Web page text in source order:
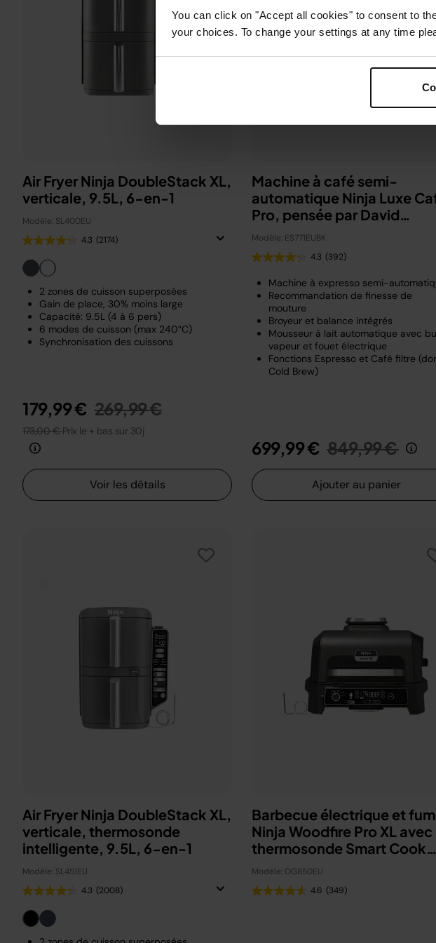
You can click on "Accept all cookies" to consent to
your choices. To change your settings at any time
Air Fryer Ninja DoubleStack XL,
verticale, 9.5L, 6-en-1
Modèle: SL400EU
4.3 (2174)
2 zones de cuisson superposées
Gain de place, 30% moins large
Capacité: 9.5L (4 à 6 pers)
6 modes de cuisson (max 240°C)
Synchronisation des cuissons
179,99 € Prix réduit de
269,99 €au
173,00 €Prix le + bas sur 30j
Voir les détails
Machine à café semi-
automatique Ninja Luxe
Pro, pensée par David
Beckham
Modèle: ES771EUBK
4.3 (392)
Machine à expresso semi-
Recommandation de finesse de
mouture
Broyeur et balance intégrés
Mousseur à lait automatique avec
vapeur et fouet électrique
Fonctions Espresso et Café filtre
Cold Brew)
699,99 € Prix réduit de
849,99 €au
Ajouter au panier
Air Fryer Ninja DoubleStack XL,
verticale, thermosonde
intelligente, 9.5L, 6-en-1
Modèle: SL451EU
4.3 (2008)
Barbecue électrique et
Ninja Woodfire Pro XL avec
thermosonde Smart Cook
OG850EU
Modèle: OG850EU
4.6 (349)